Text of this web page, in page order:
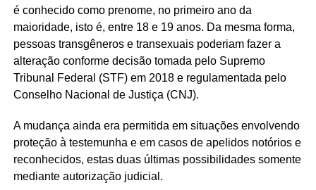
é conhecido como prenome, no primeiro ano da
maioridade, isto é, entre 18 e 19 anos. Da mesma forma,
pessoas transgêneros e transexuais poderiam fazer a
alteração conforme decisão tomada pelo Supremo
Tribunal Federal (STF) em 2018 e regulamentada pelo
Conselho Nacional de Justiça (CNJ).
A mudança ainda era permitida em situações envolvendo
proteção à testemunha e em casos de apelidos notórios e
reconhecidos, estas duas últimas possibilidades somente
mediante autorização judicial.